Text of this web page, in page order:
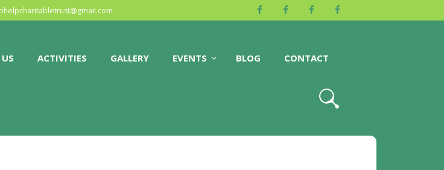
ACTIVITIES GALLERY EVENTS BLOG CONTACT